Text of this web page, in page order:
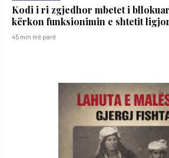
Kodi i ri zgjedhor mbetet i
kërkon funksionimin e shtetit
45 min më parë